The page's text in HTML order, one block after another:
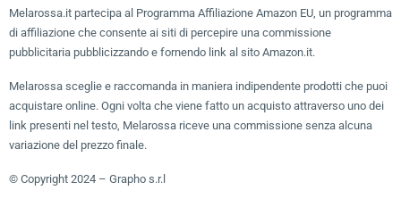
Melarossa.it partecipa al Programma Affiliazione Amazon EU, un programma
di affiliazione che consente ai siti di percepire una commissione
pubblicitaria pubblicizzando e fornendo link al sito Amazon.it.
Melarossa sceglie e raccomanda in maniera indipendente prodotti che puoi
acquistare online. Ogni volta che viene fatto un acquisto attraverso uno dei
link presenti nel testo, Melarossa riceve una commissione senza alcuna
variazione del prezzo finale.
© Copyright 2024 – Grapho s.r.l